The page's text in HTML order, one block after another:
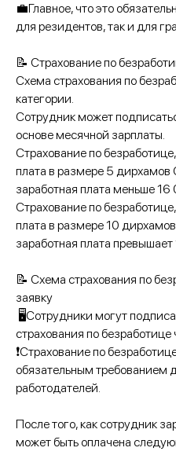
💼Главное, что это
для резидентов, так и для
📝 Страхование по
Схема страхования по
категории.
Сотрудник может
основе месячной зарплаты.
Страхование по
плата в размере 5
заработная плата меньше
Страхование по
плата в размере 10
заработная плата
📝 Схема страхования по
заявку
🖥️Сотрудники могут
страхования по безработице
❗️Страхование по
обязательным требованием
работодателей.
После того, как сотрудник
может быть оплачена